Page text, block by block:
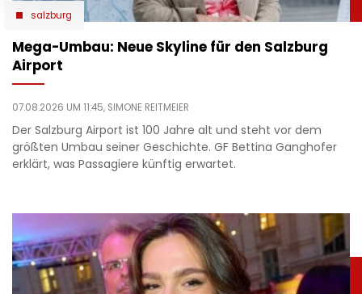
salzburg
Mega-Umbau: Neue Skyline für den Salzburg
Airport
07.08.2026 UM 11:45, SIMONE REITMEIER
Der Salzburg Airport ist 100 Jahre alt und steht vor dem
größten Umbau seiner Geschichte. GF Bettina Ganghofer
erklärt, was Passagiere künftig erwartet.